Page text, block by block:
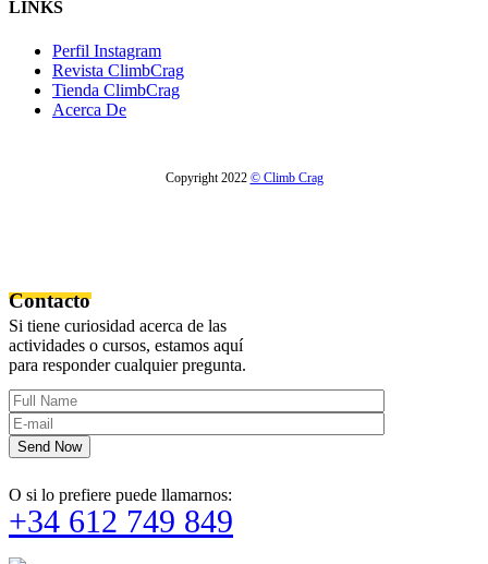
LINKS
Perfil Instagram
Revista ClimbCrag
Tienda ClimbCrag
Acerca De
Copyright 2022 © Climb Crag
Contacto
Si tiene curiosidad acerca de las
actividades o cursos, estamos aquí
para responder cualquier pregunta.
Send Now
O si lo prefiere puede llamarnos:
+34 612 749 849